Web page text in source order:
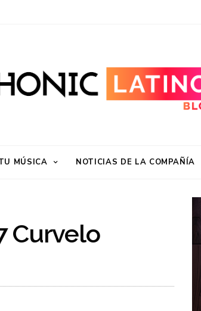
MÚSICA NOTICIAS DE LA COMPAÑÍA
Curvelo